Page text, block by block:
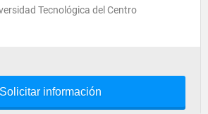
Tecnológica del Centro
Solicitar información